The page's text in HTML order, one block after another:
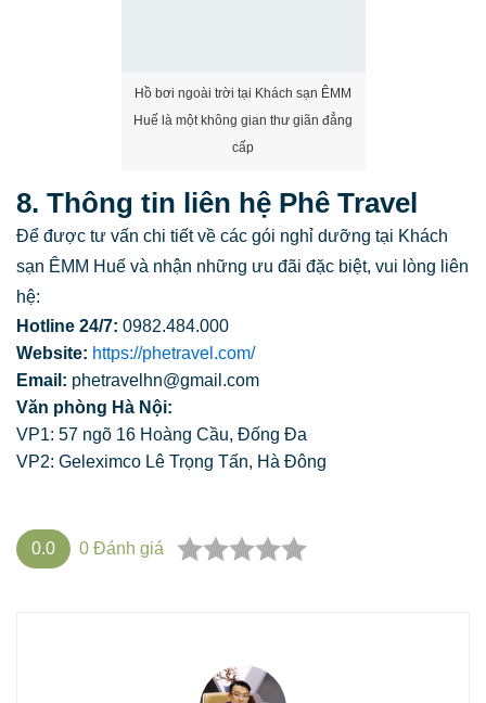
Hồ bơi ngoài trời tại Khách sạn ÊMM
Huế là một không gian thư giãn đẳng
cấp
8. Thông tin liên hệ Phê Travel
Để được tư vấn chi tiết về các gói nghỉ dưỡng tại Khách
sạn ÊMM Huế và nhận những ưu đãi đặc biệt, vui lòng liên
hệ:
Hotline 24/7: 0982.484.000
Website: https://phetravel.com/
Email: phetravelhn@gmail.com
Văn phòng Hà Nội:
VP1: 57 ngõ 16 Hoàng Cầu, Đống Đa
VP2: Geleximco Lê Trọng Tấn, Hà Đông
0.0 0 Đánh giá